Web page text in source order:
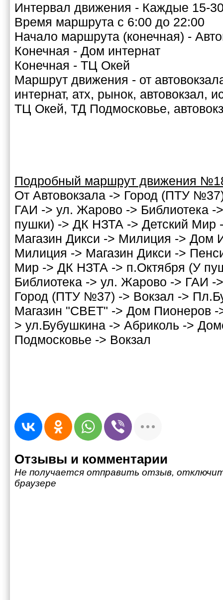
Интервал движения - Каждые 15-
Время маршрута с 6:00 до 22:00
Начало маршрута (конечная) -
Конечная - Дом интернат
Конечная - ТЦ Окей
Маршрут движения - от
интернат, атх, рынок, автовокзал,
ТЦ Окей, ТД Подмосковье,
Подробный маршрут движения
От Автовокзала -> Город (ПТУ
ГАИ -> ул. Жарово -> Библиотека -
пушки) -> ДК НЗТА -> Детский Мир
Магазин Дикси -> Милиция -> Дом
Милиция -> Магазин Дикси ->
Мир -> ДК НЗТА -> п.Октября (У
Библиотека -> ул. Жарово -> ГАИ -
Город (ПТУ №37) -> Вокзал ->
Магазин "СВЕТ" -> Дом Пионеров
> ул.Бубушкина -> Абриколь ->
Подмосковье -> Вокзал
Отзывы и комментарии
Не получается отправить отзыв,
браузере